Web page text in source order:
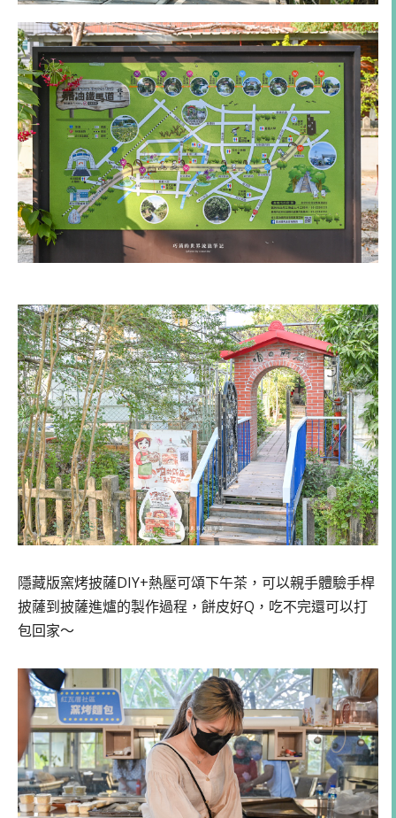
隱藏版窯烤披薩DIY+熱壓可頌下午茶，可以親手體驗手桿
披薩到披薩進爐的製作過程，餅皮好Q，吃不完還可以打
包回家～